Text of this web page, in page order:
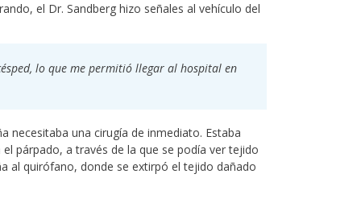
el Dr. Sandberg hizo señales al vehículo del
lo que me permitió llegar al hospital en
necesitaba una cirugía de inmediato. Estaba
párpado, a través de la que se podía ver tejido
al quirófano, donde se extirpó el tejido dañado